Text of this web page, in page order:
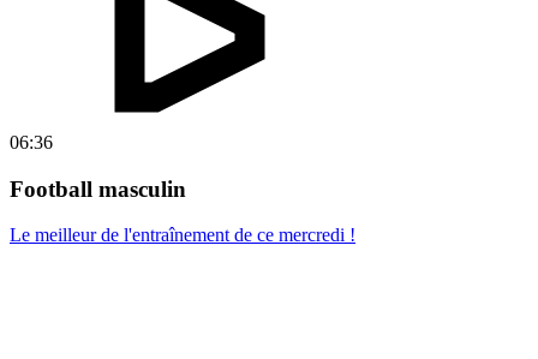
06:36
Football masculin
Le meilleur de l'entraînement de ce mercredi !